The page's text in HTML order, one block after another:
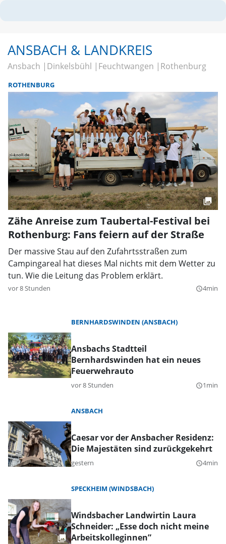
ANSBACH & LANDKREIS
Ansbach Dinkelsbühl Feuchtwangen Rothenburg
ROTHENBURG
Zähe Anreise zum Taubertal-Festival bei
Rothenburg: Fans feiern auf der Straße
Der massive Stau auf den Zufahrtsstraßen zum
Campingareal hat dieses Mal nichts mit dem Wetter zu
tun. Wie die Leitung das Problem erklärt.
vor 8 Stunden query_builder4min
BERNHARDSWINDEN (ANSBACH)
Ansbachs Stadtteil
Bernhardswinden hat ein neues
Feuerwehrauto
vor 8 Stunden query_builder1min
ANSBACH
Caesar vor der Ansbacher Residenz:
Die Majestäten sind zurückgekehrt
gestern query_builder4min
SPECKHEIM (WINDSBACH)
Windsbacher Landwirtin Laura
Schneider: „Esse doch nicht meine
Arbeitskolleginnen”